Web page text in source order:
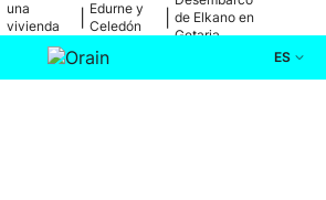
una
vivienda
de Bilbao
Edurne y
Celedón
de Elkano en
Getaria
ES